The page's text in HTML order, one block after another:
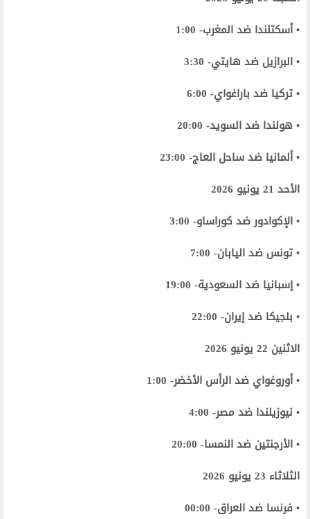
• أسكتلندا ضد المغرب- 1:00
• البرازيل ضد هايتي- 3:30
• تركيا ضد باراغواي- 6:00
• هولندا ضد السويد- 20:00
• ألمانيا ضد ساحل العاج- 23:00
الأحد 21 يونيو 2026
• الإكوادور ضد كوراساو- 3:00
• تونس ضد اليابان- 7:00
• إسبانيا ضد السعودية- 19:00
• بلجيكا ضد إيران- 22:00
الاثنين 22 يونيو 2026
• أوروغواي ضد الرأس الأخضر- 1:00
• نيوزيلندا ضد مصر- 4:00
• الأرجنتين ضد النمسا- 20:00
الثلاثاء 23 يونيو 2026
• فرنسا ضد العراق- 00:00